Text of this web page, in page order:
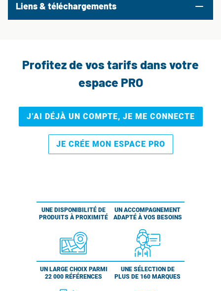
Liens & téléchargements
Profitez de vos tarifs dans votre
espace PRO
J’AI DÉJÀ UN COMPTE, JE ME CONNECTE
JE CRÉE MON ESPACE PRO
UNE DISPONIBILITÉ DE
PRODUITS À PROXIMITÉ
UN ACCOMPAGNEMENT
ADAPTÉ À VOS BESOINS
UN LARGE CHOIX PARMI
22 000 RÉFÉRENCES
UNE SÉLECTION DE
PLUS DE 160 MARQUES